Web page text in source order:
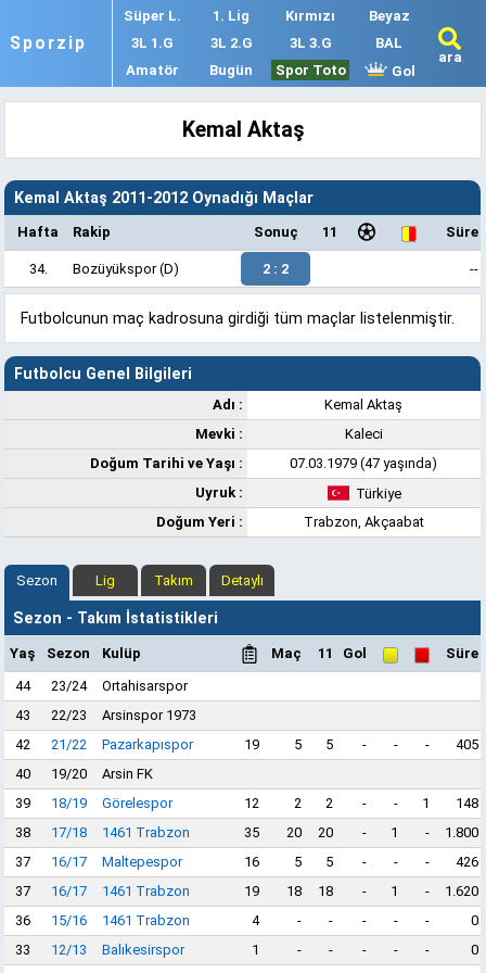
Sporzip
Süper L. 1. Lig Kırmızı
Beyaz
3L 1.G
3L 2.G 3L 3.G
BAL
Amatör
Bugün Spor Toto Gol
ara
Kemal Aktaş
Kemal Aktaş 2011-2012 Oynadığı Maçlar
Hafta Rakip Sonuç 11 Süre
34. Bozüyükspor(D) 2 : 2 --
Futbolcunun maç kadrosuna girdiği tüm maçlar listelenmiştir.
Futbolcu Genel Bilgileri
Adı :
Kemal Aktaş
Mevki :
Kaleci
Doğum Tarihi ve Yaşı :
07.03.1979 (47 yaşında)
Uyruk :
Türkiye
Doğum Yeri :
Trabzon, Akçaabat
Sezon Lig Takım Detaylı
Sezon - Takım İstatistikleri
Yaş Sezon Kulüp Maç 11 Gol
Süre
44
23/24
Ortahisarspor
43
22/23
Arsinspor 1973
42
21/22 Pazarkapıspor 19 5 5 - - -
405
40
19/20
Arsin FK
39
18/19 Görelespor 12 2 2 - - 1
148
38
17/18 1461 Trabzon 35 20 20 - 1 -
1.800
37
16/17 Maltepespor 16 5 5 - - -
426
37
16/17 1461 Trabzon 19 18 18 - 1 -
1.620
36
15/16 1461 Trabzon 4 - - - - -
0
33
12/13 Balıkesirspor 1 - - - - -
0